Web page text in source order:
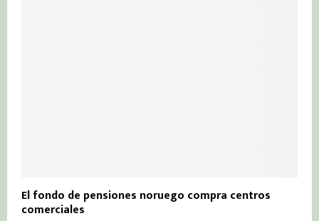
El fondo de pensiones noruego compra centros
comerciales